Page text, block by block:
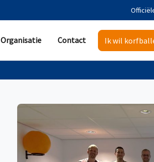
Organisatie Contact Ik wil